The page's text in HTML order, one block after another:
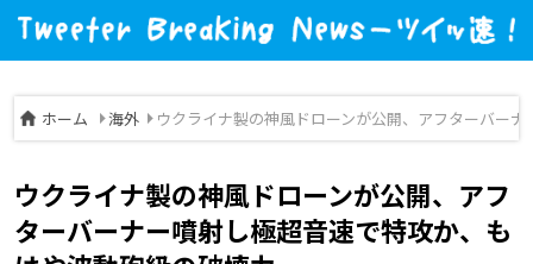
ホーム 海外 ウクライナ製の神風ドローンが公開、アフターバー
ウクライナ製の神風ドローンが公開、アフ
ターバーナー噴射し極超音速で特攻か、も